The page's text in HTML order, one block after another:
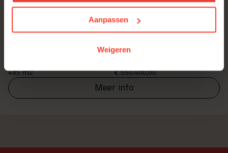
Aanpassen
Weigeren
Lot Type Bebouwing
Slpk's Bew opp.
485 m2 € 550.400,00
Meer info